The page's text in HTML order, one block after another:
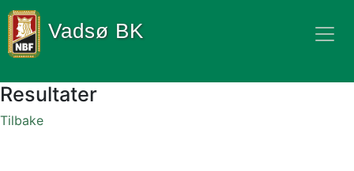
Vadsø BK
Resultater
Tilbake